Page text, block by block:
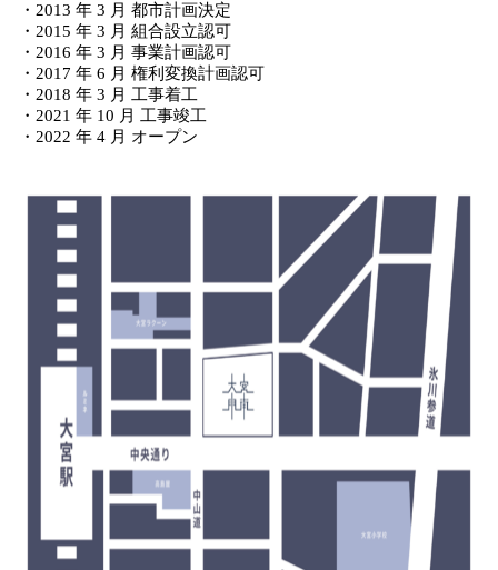
・2013 年 3 月 都市計画決定
・2015 年 3 月 組合設立認可
・2016 年 3 月 事業計画認可
・2017 年 6 月 権利変換計画認可
・2018 年 3 月 工事着工
・2021 年 10 月 工事竣工
・2022 年 4 月 オープン